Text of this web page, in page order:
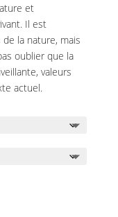
et
Il est
la nature, mais
oublier que la
valeurs
actuel.